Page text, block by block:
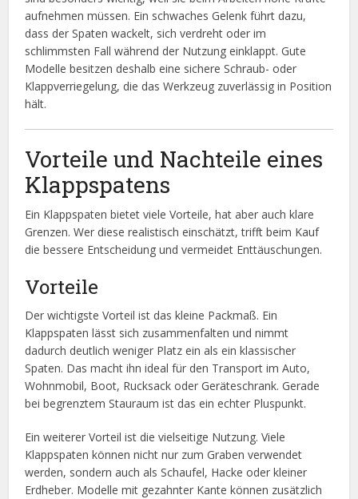
aufnehmen müssen. Ein schwaches Gelenk führt dazu,
dass der Spaten wackelt, sich verdreht oder im
schlimmsten Fall während der Nutzung einklappt. Gute
Modelle besitzen deshalb eine sichere Schraub- oder
Klappverriegelung, die das Werkzeug zuverlässig in Position
hält.
Vorteile und Nachteile eines
Klappspatens
Ein Klappspaten bietet viele Vorteile, hat aber auch klare
Grenzen. Wer diese realistisch einschätzt, trifft beim Kauf
die bessere Entscheidung und vermeidet Enttäuschungen.
Vorteile
Der wichtigste Vorteil ist das kleine Packmaß. Ein
Klappspaten lässt sich zusammenfalten und nimmt
dadurch deutlich weniger Platz ein als ein klassischer
Spaten. Das macht ihn ideal für den Transport im Auto,
Wohnmobil, Boot, Rucksack oder Geräteschrank. Gerade
bei begrenztem Stauraum ist das ein echter Pluspunkt.
Ein weiterer Vorteil ist die vielseitige Nutzung. Viele
Klappspaten können nicht nur zum Graben verwendet
werden, sondern auch als Schaufel, Hacke oder kleiner
Erdheber. Modelle mit gezahnter Kante können zusätzlich